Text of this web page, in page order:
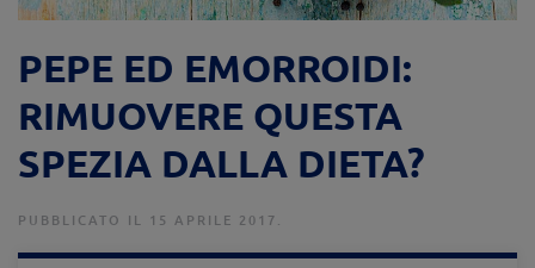
PEPE ED EMORROIDI:
RIMUOVERE QUESTA
SPEZIA DALLA DIETA?
PUBBLICATO IL 15 APRILE 2017.